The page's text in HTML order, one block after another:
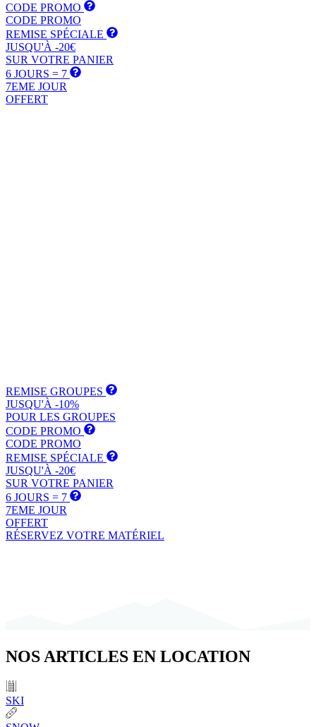
CODE PROMO
CODE PROMO
REMISE SPÉCIALE
JUSQU'À -20€
SUR VOTRE PANIER
6 JOURS = 7
7EME JOUR
OFFERT
REMISE GROUPES
JUSQU'À -10%
POUR LES GROUPES
CODE PROMO
CODE PROMO
REMISE SPÉCIALE
JUSQU'À -20€
SUR VOTRE PANIER
6 JOURS = 7
7EME JOUR
OFFERT
RÉSERVEZ VOTRE MATÉRIEL
NOSARTICLES EN LOCATION
SKI